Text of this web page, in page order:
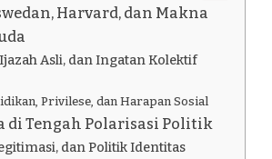
Harvard, dan Makna
Asli, dan Ingatan Kolektif
Privilese, dan Harapan Sosial
di Tengah Polarisasi Politik
dan Politik Identitas